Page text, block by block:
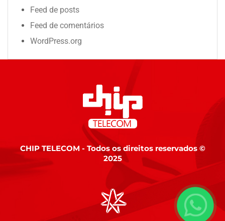
Feed de posts
Feed de comentários
WordPress.org
CHIP TELECOM - Todos os direitos reservados ©
2025